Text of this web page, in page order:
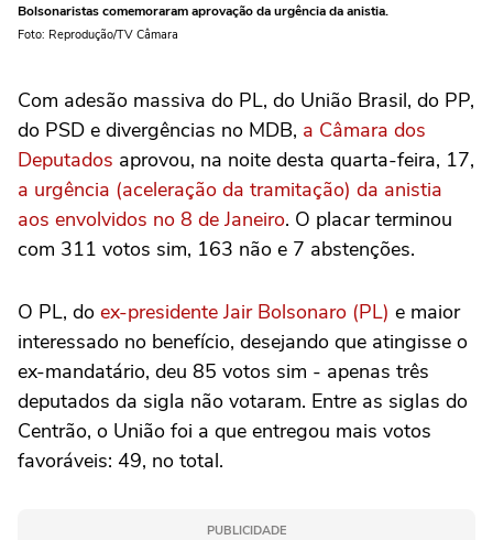
Bolsonaristas comemoraram aprovação da urgência da anistia.
Foto: Reprodução/TV Câmara
Com adesão massiva do PL, do União Brasil, do PP,
do PSD e divergências no MDB, a Câmara dos
Deputados aprovou, na noite desta quarta-feira, 17,
a urgência (aceleração da tramitação) da anistia
aos envolvidos no 8 de Janeiro. O placar terminou
com 311 votos sim, 163 não e 7 abstenções.
O PL, do ex-presidente Jair Bolsonaro (PL) e maior
interessado no benefício, desejando que atingisse o
ex-mandatário, deu 85 votos sim - apenas três
deputados da sigla não votaram. Entre as siglas do
Centrão, o União foi a que entregou mais votos
favoráveis: 49, no total.
PUBLICIDADE